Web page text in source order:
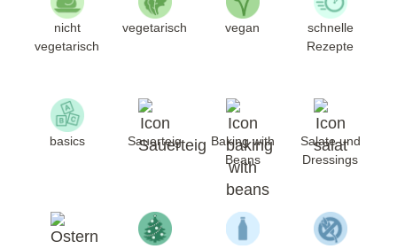
nicht
vegetarisch
vegetarisch vegan
schnelle
Rezepte
basics Sauerteig
Baking with
Beans
Salate und
Dressings